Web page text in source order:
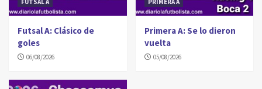
Futsal A: Clásico de
goles
06/08/2026
Primera A: Se lo dieron
vuelta
05/08/2026